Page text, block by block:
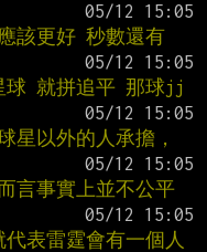
該更好 秒數還有
球 就拼追平 那球jj
星以外的人承擔，
言事實上並不公平
表雷霆會有一個人